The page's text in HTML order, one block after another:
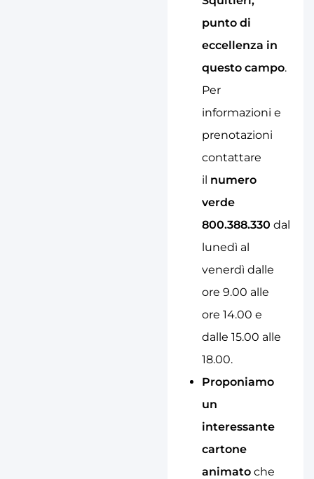
punto di
eccellenza in
questo campo.
Per
informazioni e
prenotazioni
contattare
il numero
verde
800.388.330 dal
lunedì al
venerdì dalle
ore 9.00 alle
ore 14.00 e
dalle 15.00 alle
18.00.
Proponiamo
un
interessante
cartone
animato che